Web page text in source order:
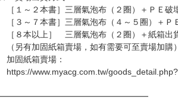
（假日＆國定假日休息，客服會不定時回覆）
．現貨商品：１～２天出貨（不含假日＆國定
．已上市且非現貨商品：
－每週四～日下單者，於隔週五出貨
－每週一～三下單者，於隔週四出貨